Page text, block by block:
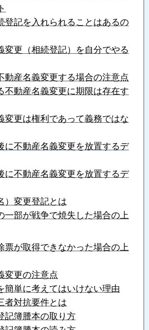
登記を入れられることはあるの
変更（相続登記）を自分でやる
動産名義変更する場合の注意点
不動産名義変更に期限は存在す
変更は権利であって義務ではな
に不動産名義変更を放置するデ
に不動産名義変更を放置するデ
）変更登記とは
一部が戦争で焼失した場合の上
票が取得できなかった場合の上
変更の注意点
簡単に考えてはいけない理由
者対抗要件とは
記簿謄本の取り方